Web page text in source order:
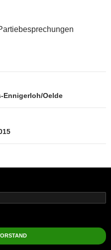
Ennigerloh/Oelde